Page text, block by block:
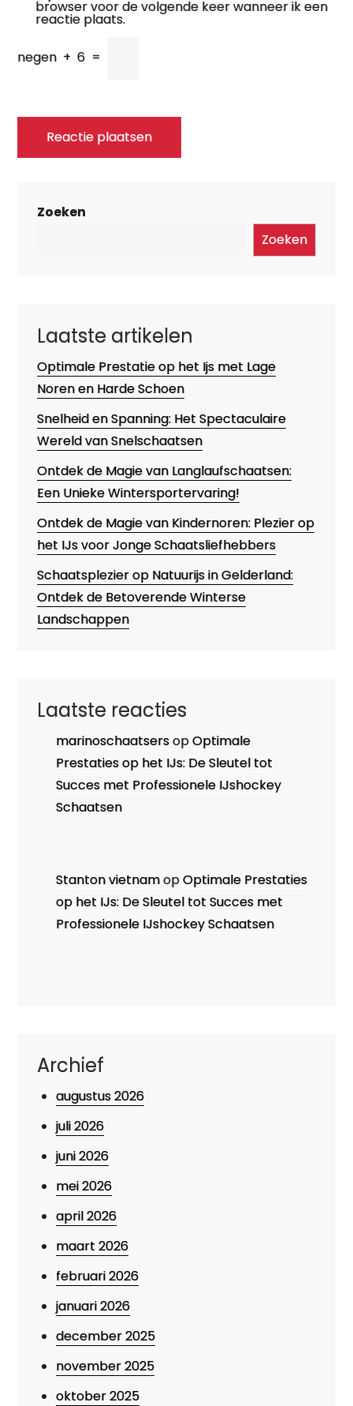
browser voor de volgende keer wanneer ik een
reactie plaats.
negen + 6 =
Zoeken
Zoeken
Laatste artikelen
Optimale Prestatie op het Ijs met Lage
Noren en Harde Schoen
Snelheid en Spanning: Het Spectaculaire
Wereld van Snelschaatsen
Ontdek de Magie van Langlaufschaatsen:
Een Unieke Wintersportervaring!
Ontdek de Magie van Kindernoren: Plezier op
het IJs voor Jonge Schaatsliefhebbers
Schaatsplezier op Natuurijs in Gelderland:
Ontdek de Betoverende Winterse
Landschappen
Laatste reacties
marinoschaatsersopOptimale
Prestaties op het IJs: De Sleutel tot
Succes met Professionele IJshockey
Schaatsen
Stanton vietnamopOptimale Prestaties
op het IJs: De Sleutel tot Succes met
Professionele IJshockey Schaatsen
Archief
augustus 2026
juli 2026
juni 2026
mei 2026
april 2026
maart 2026
februari 2026
januari 2026
december 2025
november 2025
oktober 2025